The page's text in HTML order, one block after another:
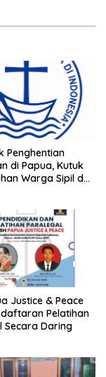
Penghentian
di Papua, Kutuk
Warga Sipil dan
Justice & Peace
Pelatihan
Secara Daring